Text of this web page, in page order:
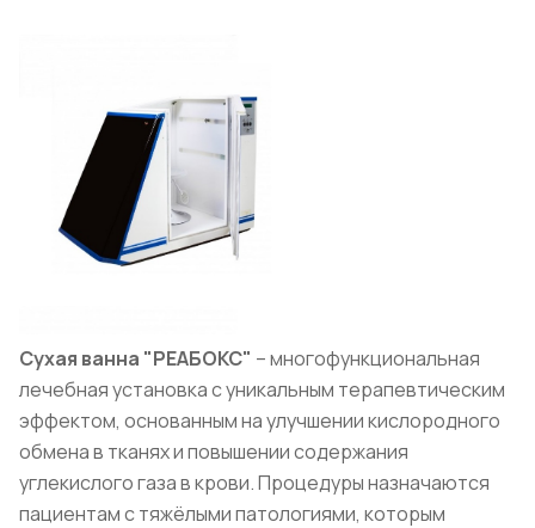
Сухая ванна "РЕАБОКС" – многофункциональная
лечебная установка с уникальным терапевтическим
эффектом, основанным на улучшении кислородного
обмена в тканях и повышении содержания
углекислого газа в крови. Процедуры назначаются
пациентам с тяжёлыми патологиями, которым